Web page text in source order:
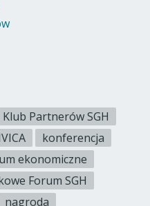
Klub Partnerów SGH
konferencja
ekonomiczne
Forum SGH
nagroda